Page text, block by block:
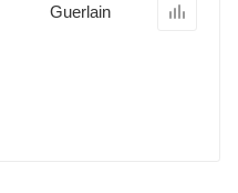
Guerlain